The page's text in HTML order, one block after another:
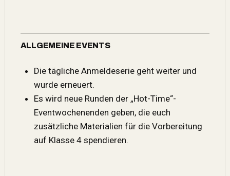
ALLGEMEINE EVENTS
Die tägliche Anmeldeserie geht weiter und
wurde erneuert.
Es wird neue Runden der „Hot-Time“-
Eventwochenenden geben, die euch
zusätzliche Materialien für die Vorbereitung
auf Klasse 4 spendieren.